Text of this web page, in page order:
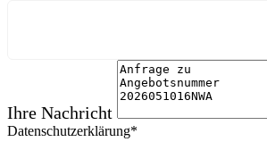
Ihre Nachricht
Datenschutzerklärung*